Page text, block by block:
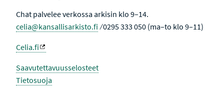
Chat palvelee verkossa arkisin klo 9–14.
celia@kansallisarkisto.fi ⁄ 0295 333 050 (ma–to klo 9–11)
Celia.fi
Saavutettavuusselosteet
Tietosuoja